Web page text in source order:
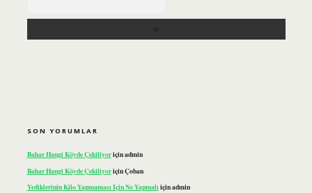
SON YORUMLAR
Bahar Hangi Köyde Çekiliyoriçinadmin
Bahar Hangi Köyde ÇekiliyoriçinÇoban
Yediklerinin Kilo Yapmaması Için Ne Yapmalıiçinadmin